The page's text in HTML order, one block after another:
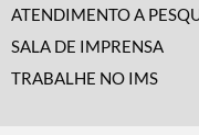
ATENDIMENTO A
SALA DE IMPRENSA
TRABALHE NO IMS